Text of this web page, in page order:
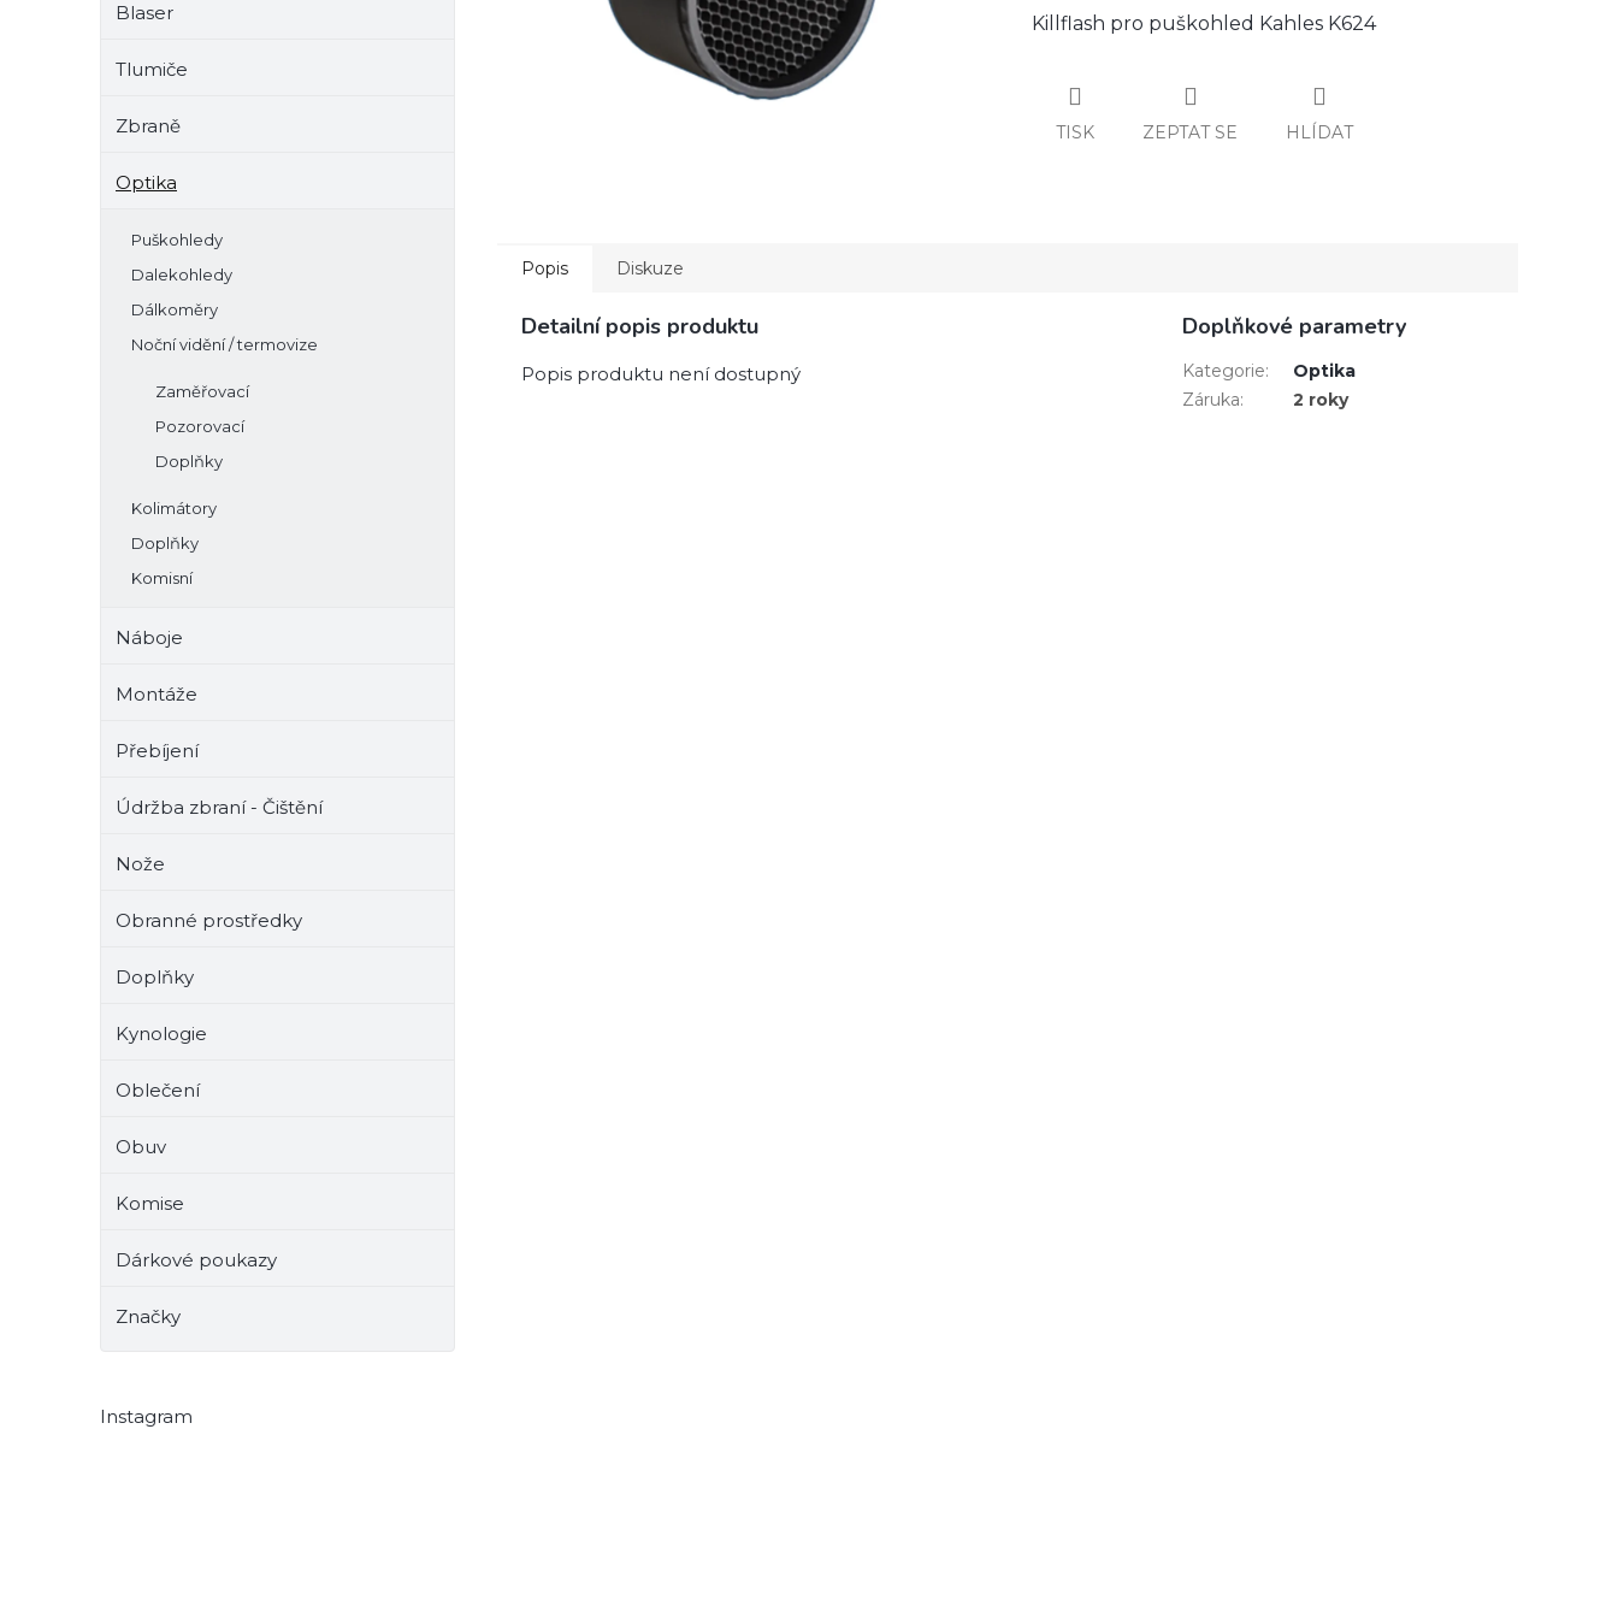
Blaser
Tlumiče
Zbraně
Optika
Puškohledy
Dalekohledy
Dálkoměry
Noční vidění / termovize
Zaměřovací
Pozorovací
Doplňky
Kolimátory
Doplňky
Komisní
Náboje
Montáže
Přebíjení
Údržba zbraní - Čištění
Nože
Obranné prostředky
Doplňky
Kynologie
Oblečení
Obuv
Komise
Dárkové poukazy
Značky
Instagram
Killflash pro puškohled Kahles K624
TISK ZEPTAT SE HLÍDAT
Popis Diskuze
Detailní popis produktu
Popis produktu není dostupný
Doplňkové parametry
Kategorie:
Optika
Záruka: 2 roky